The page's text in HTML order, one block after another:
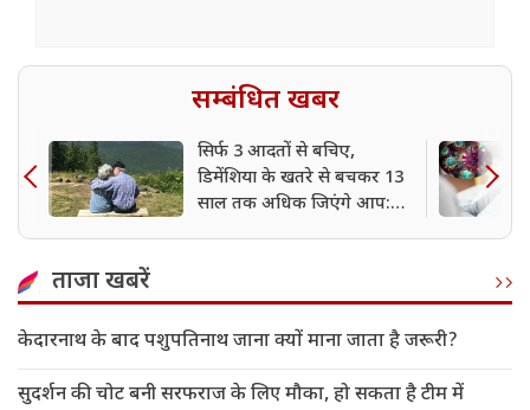
सम्बंधित खबर
सिर्फ 3 आदतों से बचिए,
डिमेंशिया के खतरे से बचकर 13
साल तक अधिक जिएंगे आप:
ताजा खबरें
केदारनाथ के बाद पशुपतिनाथ जाना क्यों माना जाता है जरूरी?
सुदर्शन की चोट बनी सरफराज के लिए मौका, हो सकता है टीम में